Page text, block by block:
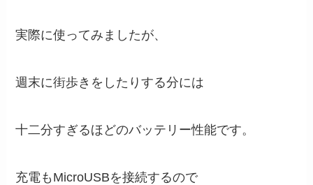
実際に使ってみましたが、
週末に街歩きをしたりする分には
十二分すぎるほどのバッテリー性能です。
充電もMicroUSBを接続するので